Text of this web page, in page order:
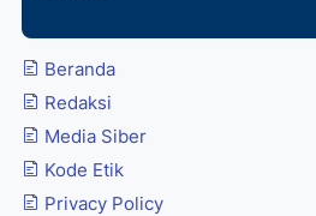
Beranda
Redaksi
Media Siber
Kode Etik
Privacy Policy